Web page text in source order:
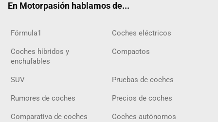
En Motorpasión hablamos de...
Fórmula1 Coches eléctricos
Coches híbridos y
enchufables
Compactos
SUV Pruebas de coches
Rumores de coches Precios de coches
Comparativa de coches Coches autónomos